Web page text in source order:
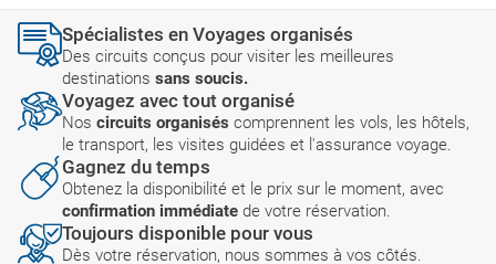
Spécialistes en Voyages organisés
Des circuits conçus pour visiter les meilleures
destinations sans soucis.
Voyagez avec tout organisé
Nos circuits organisés comprennent les vols, les hôtels,
le transport, les visites guidées et l'assurance voyage.
Gagnez du temps
Obtenez la disponibilité et le prix sur le moment, avec
confirmation immédiate de votre réservation.
Toujours disponible pour vous
Dès votre réservation, nous sommes à vos côtés.